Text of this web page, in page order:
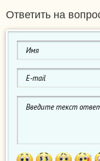
Ответить на